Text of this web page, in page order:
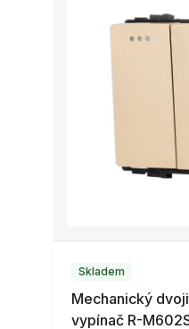
Skladem
Mechanický
vypínač R-